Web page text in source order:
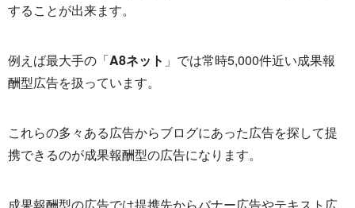
することが出来ます。
例えば最大手の「A8ネット 」では常時5,000件近い成果報
酬型広告を扱っています。
これらの多々ある広告からブログにあった広告を探して提
携できるのが成果報酬型の広告になります。